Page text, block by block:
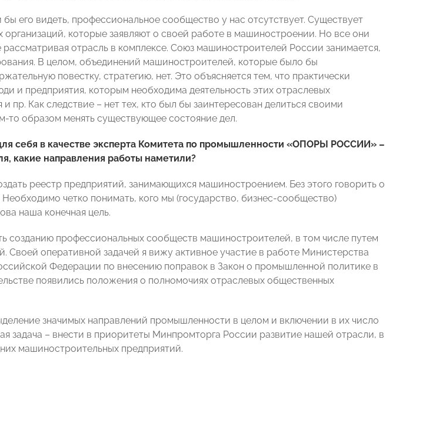
его видеть, профессиональное сообщество у нас отсутствует. Существует
которые заявляют о своей работе в машиностроении. Но все они
рассматривая отрасль в комплексе. Союз машиностроителей России занимается,
В целом, объединений машиностроителей, которые было бы
повестку, стратегию, нет. Это объясняется тем, что практически
и предприятия, которым необходима деятельность этих отраслевых
пр. Как следствие – нет тех, кто был бы заинтересован делиться своими
то образом менять существующее состояние дел.
себя в качестве эксперта Комитета по промышленности «ОПОРЫ РОССИИ» –
какие направления работы наметили?
реестр предприятий, занимающихся машиностроением. Без этого говорить о
четко понимать, кого мы (государство, бизнес-сообщество)
наша конечная цель.
созданию профессиональных сообществ машиностроителей, в том числе путем
Своей оперативной задачей я вижу активное участие в работе Министерства
Федерации по внесению поправок в Закон о промышленной политике в
появились положения о полномочиях отраслевых общественных
значимых направлений промышленности в целом и включении в их число
задача – внести в приоритеты Минпромторга России развитие нашей отрасли, в
машиностроительных предприятий.